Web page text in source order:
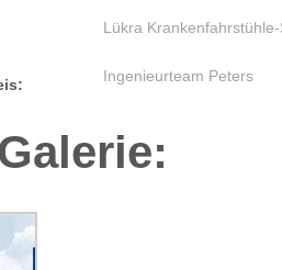
Lükra
Ingenieurteam Peters